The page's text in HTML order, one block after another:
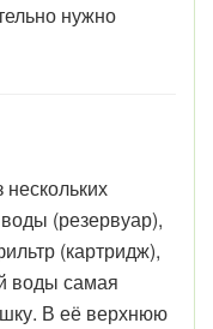
нужно
(резервуар),
(картридж),
воды самая
В её верхнюю